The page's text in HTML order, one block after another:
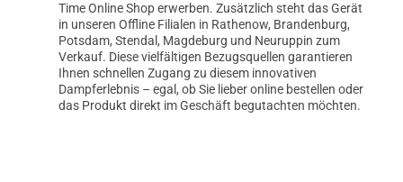
Time Online Shop erwerben. Zusätzlich steht das Gerät
in unseren Offline Filialen in Rathenow, Brandenburg,
Potsdam, Stendal, Magdeburg und Neuruppin zum
Verkauf. Diese vielfältigen Bezugsquellen garantieren
Ihnen schnellen Zugang zu diesem innovativen
Dampferlebnis – egal, ob Sie lieber online bestellen oder
das Produkt direkt im Geschäft begutachten möchten.